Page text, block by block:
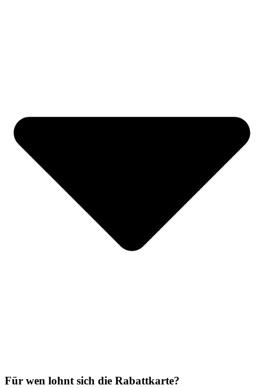
Für wen lohnt sich die Rabattkarte?